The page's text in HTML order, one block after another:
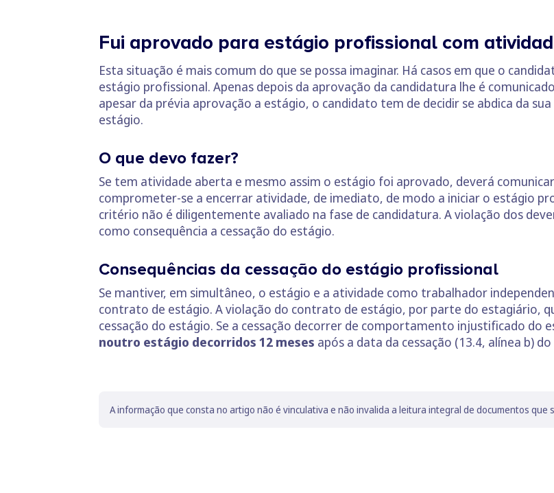
Fui aprovado para estágio profissional com
Esta situação é mais comum do que se possa imaginar. Há casos em que o
estágio profissional. Apenas depois da aprovação da candidatura lhe é
apesar da prévia aprovação a estágio, o candidato tem de decidir se abdica da
estágio.
O que devo fazer?
Se tem atividade aberta e mesmo assim o estágio foi aprovado, deverá
comprometer-se a encerrar atividade, de imediato, de modo a iniciar o estágio
critério não é diligentemente avaliado na fase de candidatura. A violação dos
como consequência a cessação do estágio.
Consequências da cessação do estágio profissional
Se mantiver, em simultâneo, o estágio e a atividade como trabalhador
contrato de estágio. A violação do contrato de estágio, por parte do estagiário,
cessação do estágio. Se a cessação decorrer de comportamento injustificado do
noutro estágio decorridos 12 meses após a data da cessação (13.4, alínea b)
A informação que consta no artigo não é vinculativa e não invalida a leitura integral de documentos que